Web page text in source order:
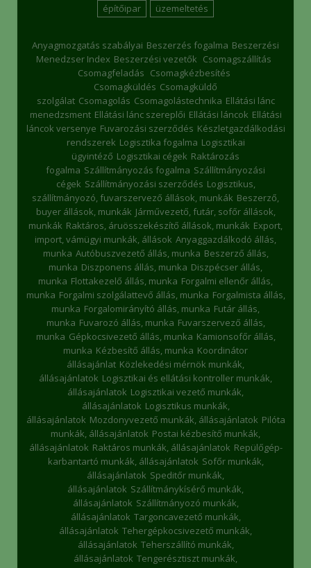
építőipar
üzemeltetés
Anyagmozgatás szabályai Beszerzés fogalma Beszerzési
Menedzser Index Beszerzési vezetők Csomagszállítás
Csomagfeladás Csomagkézbesítés
Csomagküldés Csomagküldő
szolgálat Csomagolás Csomagolástechnika Ellátási lánc
menedzsment Ellátási lánc szereplői Ellátási láncok Ellátási
láncok versenye Fuvarozási szerződés Készletgazdálkodási
rendszerek Logisztika fogalma Logisztikai
ügyintéző Logisztikai cégek Raktározás
fogalma Szállítmányozás fogalma Szállítmányozási
cégek Szállítmányozási szerződés Logisztikus,
szállítmányozó, fuvarszervező állások, munkák Beszerző,
buyer állások, munkák Járművezető, futár, sofőr állások,
munkák Raktáros, áruösszekészítő állások, munkák Export,
import, vámügyi munkák, állások Anyaggazdálkodó állás,
munka Autóbuszvezető állás, munka Beszerző állás,
munka Diszponens állás, munka Diszpécser állás,
munka Flottakezelő állás, munka Forgalmi ellenőr állás,
munka Forgalmi szolgálattevő állás, munka Forgalmista állás,
munka Forgalomirányító állás, munka Futár állás,
munka Fuvarozó állás, munka Fuvarszervező állás,
munka Gépkocsivezető állás, munka Kamionsofőr állás,
munka Kézbesítő állás, munka Koordinátor
állásajánlat Közlekedési mérnök munkák,
állásajánlatok Logisztikai és ellátási kontroller munkák,
állásajánlatok Logisztikai vezető munkák,
állásajánlatok Logisztikus munkák,
állásajánlatok Mozdonyvezető munkák, állásajánlatok Pilóta
munkák, állásajánlatok Postai kézbesítő munkák,
állásajánlatok Raktáros munkák, állásajánlatok Repülőgép-
karbantartó munkák, állásajánlatok Sofőr munkák,
állásajánlatok Speditőr munkák,
állásajánlatok Szállítmánykísérő munkák,
állásajánlatok Szállítmányozó munkák,
állásajánlatok Targoncavezető munkák,
állásajánlatok Tehergépkocsivezető munkák,
állásajánlatok Teherszállító munkák,
állásajánlatok Tengerésztiszt munkák,